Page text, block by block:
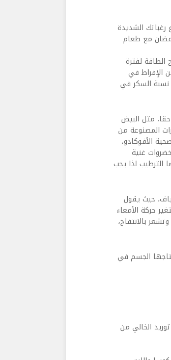
الشديدة
مع طعام
الطاقة لفترة
الإفراط في
نسبة السكر في
مثل البيض
المصنوعة من
الأفوكادو،
غنية
الترطيب لذا يجب
حيث يقول
حركة الأمعاء
بالانتفاخ،
الجسم في
الخالي من